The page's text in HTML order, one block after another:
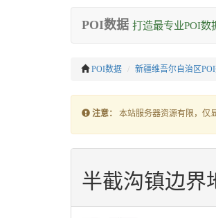
POI数据 打造最专业POI数
POI数据 新疆维吾尔自治区
注意： 本站服务器资源有限，仅
半截沟镇边界